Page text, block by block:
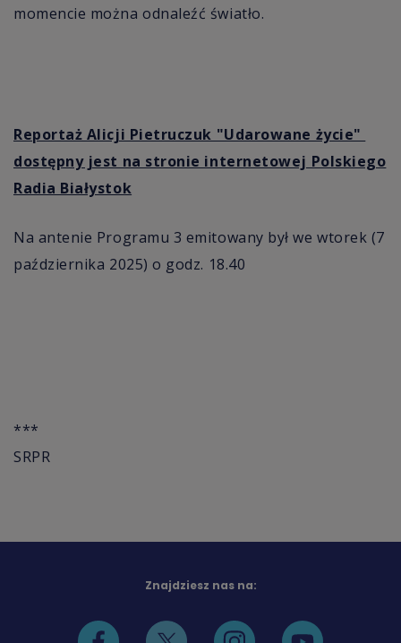
momencie można odnaleźć światło.
Reportaż Alicji Pietruczuk "Udarowane życie"
dostępny jest na stronie internetowej Polskiego
Radia Białystok
Na antenie Programu 3 emitowany był we wtorek (7
października 2025) o godz. 18.40
***
SRPR
Znajdziesz nas na: